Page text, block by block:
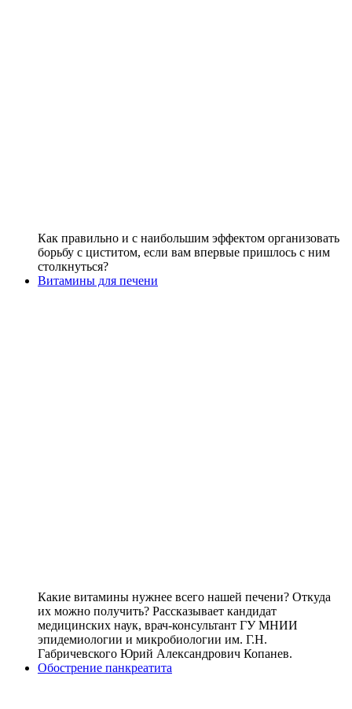
Как правильно и с наибольшим эффектом организовать
борьбу с циститом, если вам впервые пришлось с ним
столкнуться?
Витамины для печени
Какие витамины нужнее всего нашей печени? Откуда
их можно получить? Рассказывает кандидат
медицинских наук, врач-консультант ГУ МНИИ
эпидемиологии и микробиологии им. Г.Н.
Габричевского Юрий Александрович Копанев.
Обострение панкреатита